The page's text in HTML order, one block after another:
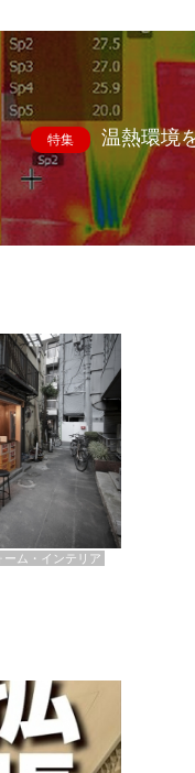
特集 温熱環境
ーム・インテリア